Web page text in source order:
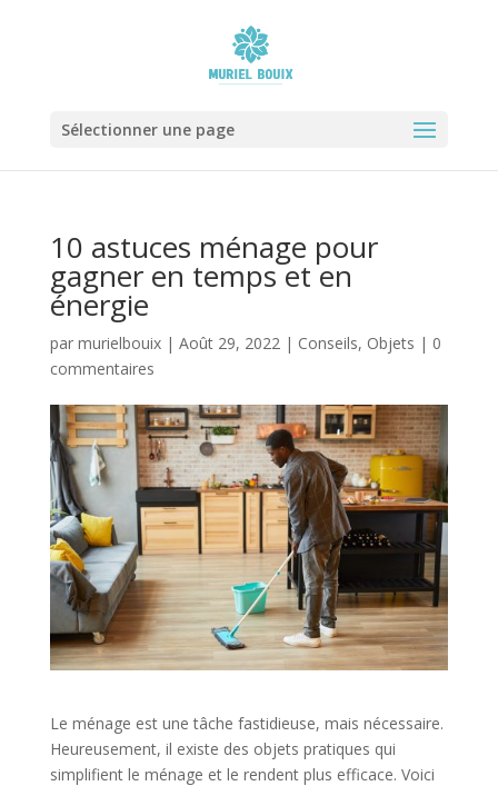
Sélectionner une page
10 astuces ménage pour
gagner en temps et en
énergie
par murielbouix| Août 29, 2022| Conseils, Objets | 0
commentaires
Le ménage est une tâche fastidieuse, mais nécessaire.
Heureusement, il existe des objets pratiques qui
simplifient le ménage et le rendent plus efficace. Voici